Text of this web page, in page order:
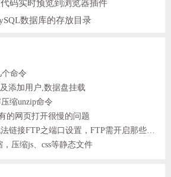
码实时预览到浏览器插件
数据库的存放目录
命令
添加用户,数据盘挂载
缩unzip命令
的网页打开很慢的问题
● 阿里云ECS服务器无法链接FTP之端口设置，FTP需开启那些端口？
，压缩js、css等静态文件